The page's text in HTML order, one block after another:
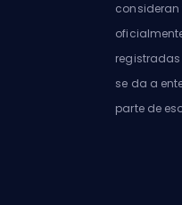
registradas
se da a
parte de